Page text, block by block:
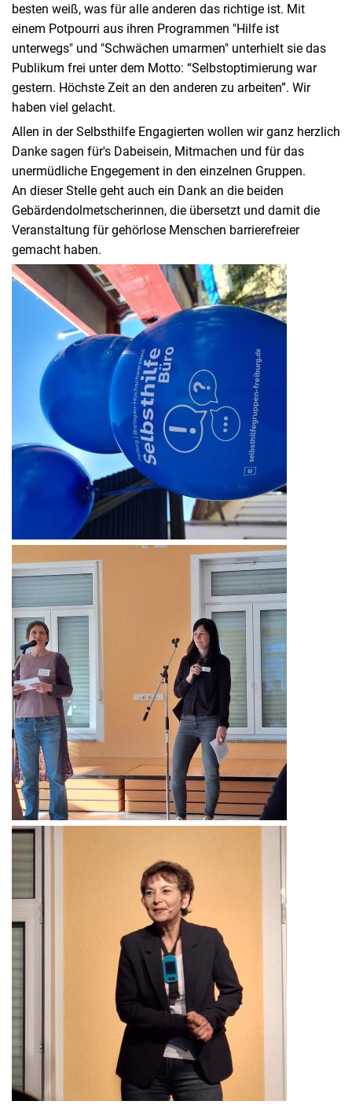
besten weiß, was für alle anderen das richtige ist. Mit
einem Potpourri aus ihren Programmen "Hilfe ist
unterwegs" und "Schwächen umarmen" unterhielt sie das
Publikum frei unter dem Motto: “Selbstoptimierung war
gestern. Höchste Zeit an den anderen zu arbeiten”. Wir
haben viel gelacht.
Allen in der Selbsthilfe Engagierten wollen wir ganz herzlich
Danke sagen für's Dabeisein, Mitmachen und für das
unermüdliche Engegement in den einzelnen Gruppen.
An dieser Stelle geht auch ein Dank an die beiden
Gebärdendolmetscherinnen, die übersetzt und damit die
Veranstaltung für gehörlose Menschen barrierefreier
gemacht haben.